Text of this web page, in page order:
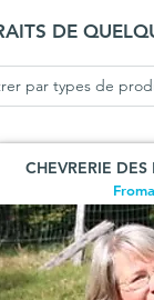
DE
CHEVRERIE